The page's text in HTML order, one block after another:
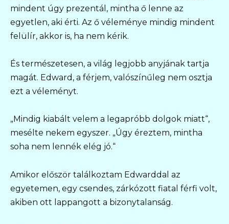
mindent úgy prezentál, mintha ő lenne az
egyetlen, aki érti. Az ő véleménye mindig mindent
felülír, akkor is, ha nem kérik.
És természetesen, a világ legjobb anyjának tartja
magát. Edward, a férjem, valószínűleg nem osztja
ezt a véleményt.
„Mindig kiabált velem a legapróbb dolgok miatt“,
mesélte nekem egyszer. „Úgy éreztem, mintha
soha nem lennék elég jó.“
Amikor először találkoztam Edwarddal az
egyetemen, egy csendes, zárkózott fiatal férfi volt,
akiben ott lappangott a bizonytalanság.